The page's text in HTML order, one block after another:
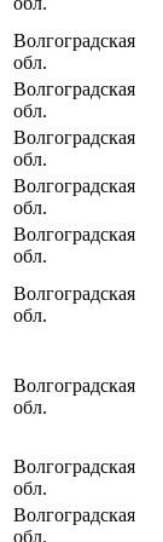
Волгоградская
обл.
Волгоградская
обл.
Волгоградская
обл.
Волгоградская
обл.
Волгоградская
обл.
Волгоградская
обл.
Волгоградская
обл.
Волгоградская
обл.
Волгоградская
обл.